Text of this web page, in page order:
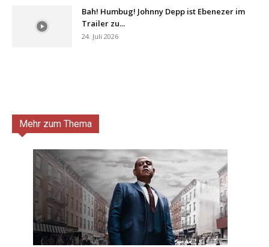
Bah! Humbug! Johnny Depp ist Ebenezer im
Trailer zu...
24. Juli 2026
Mehr zum Thema